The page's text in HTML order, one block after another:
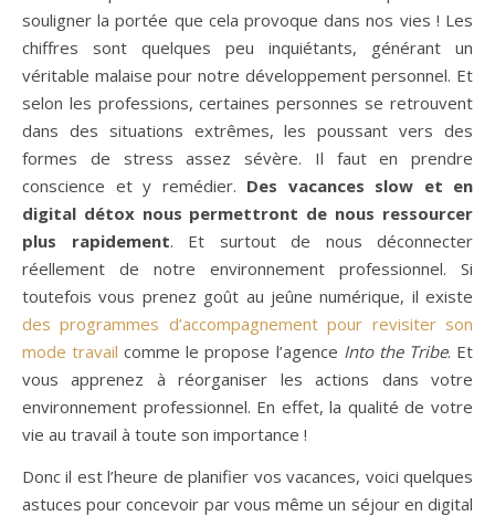
souligner la portée que cela provoque dans nos vies ! Les
chiffres sont quelques peu inquiétants, générant un
véritable malaise pour notre développement personnel. Et
selon les professions, certaines personnes se retrouvent
dans des situations extrêmes, les poussant vers des
formes de stress assez sévère. Il faut en prendre
conscience et y remédier. Des vacances slow et en
digital détox nous permettront de nous ressourcer
plus rapidement. Et surtout de nous déconnecter
réellement de notre environnement professionnel. Si
toutefois vous prenez goût au jeûne numérique, il existe
des programmes d’accompagnement pour revisiter son
mode travail comme le propose l’agence Into the Tribe. Et
vous apprenez à réorganiser les actions dans votre
environnement professionnel. En effet, la qualité de votre
vie au travail à toute son importance !
Donc il est l’heure de planifier vos vacances, voici quelques
astuces pour concevoir par vous même un séjour en digital